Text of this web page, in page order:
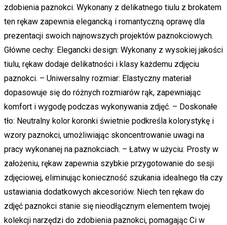
zdobienia paznokci. Wykonany z delikatnego tiulu z brokatem
ten rękaw zapewnia elegancką i romantyczną oprawę dla
prezentacji swoich najnowszych projektów paznokciowych.
Główne cechy: Elegancki design: Wykonany z wysokiej jakości
tiulu, rękaw dodaje delikatności i klasy każdemu zdjęciu
paznokci. – Uniwersalny rozmiar: Elastyczny materiał
dopasowuje się do różnych rozmiarów rąk, zapewniając
komfort i wygodę podczas wykonywania zdjęć. – Doskonałe
tło: Neutralny kolor koronki świetnie podkreśla kolorystykę i
wzory paznokci, umożliwiając skoncentrowanie uwagi na
pracy wykonanej na paznokciach. – Łatwy w użyciu: Prosty w
założeniu, rękaw zapewnia szybkie przygotowanie do sesji
zdjęciowej, eliminując konieczność szukania idealnego tła czy
ustawiania dodatkowych akcesoriów. Niech ten rękaw do
zdjęć paznokci stanie się nieodłącznym elementem twojej
kolekcji narzędzi do zdobienia paznokci, pomagając Ci w